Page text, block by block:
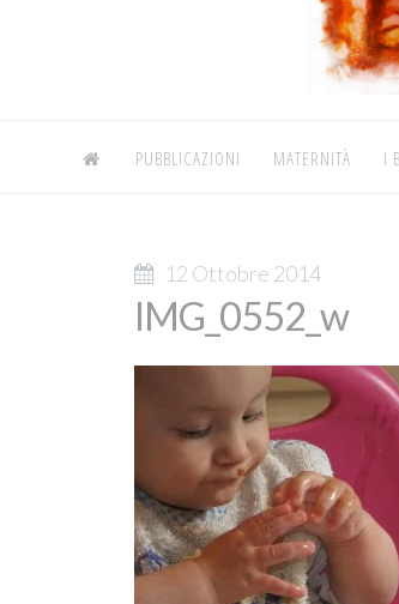
PUBBLICAZIONI MATERNITÀ I
12 Ottobre 2014
IMG_0552_w